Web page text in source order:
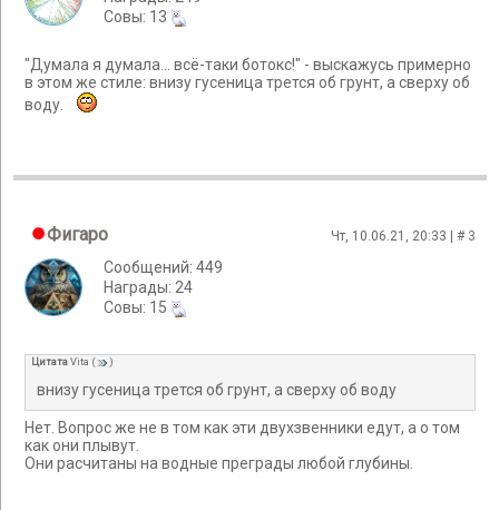
Cовы: 13
"Думала я думала... всё-таки ботокс!" - выскажусь примерно
в этом же стиле: внизу гусеница трется об грунт, а сверху об
воду.
Фигаро Чт, 10.06.21, 20:33 | # 3
Сообщений: 449
Награды: 24
Cовы: 15
ЦитатаVita ( )
внизу гусеница трется об грунт, а сверху об воду
Нет. Вопрос же не в том как эти двухзвенники едут, а о том
как они плывут.
Они расчитаны на водные преграды любой глубины.